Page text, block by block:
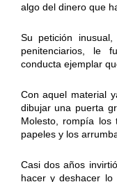
algo del dinero que
Su petición
penitenciarios, le
conducta ejemplar
Con aquel material
dibujar una puerta
Molesto, rompía los
papeles y los
Casi dos años
hacer y deshacer